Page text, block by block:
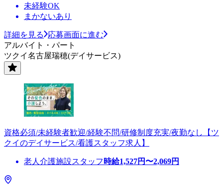
未経験OK
まかないあり
詳細を見る
応募画面に進む
アルバイト・パート
ツクイ名古屋瑞穂(デイサービス)
資格必須/未経験者歓迎/経験不問/研修制度充実/夜勤なし【ツ
クイのデイサービス/看護スタッフ求人】
老人介護施設スタッフ 時給1,527円〜2,069円